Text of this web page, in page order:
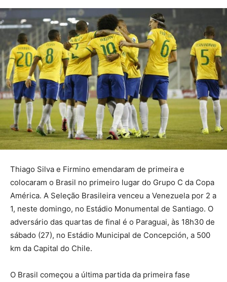
Thiago Silva e Firmino emendaram de primeira e
colocaram o Brasil no primeiro lugar do Grupo C da Copa
América. A Seleção Brasileira venceu a Venezuela por 2 a
1, neste domingo, no Estádio Monumental de Santiago. O
adversário das quartas de final é o Paraguai, às 18h30 de
sábado (27), no Estádio Municipal de Concepción, a 500
km da Capital do Chile.
O Brasil começou a última partida da primeira fase